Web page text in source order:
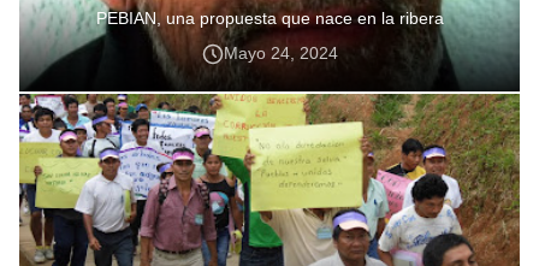
PEBIAN, una propuesta que nace en la ribera
Mayo 24, 2024